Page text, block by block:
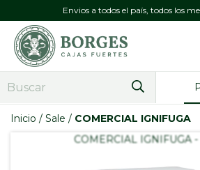
Envios a todos el país, todos los
Inicio / Sale / COMERCIAL IGNIFUGA